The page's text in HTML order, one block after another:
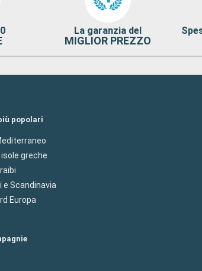
La garanzia del
MIGLIOR PREZZO
popolari
greche
e Scandinavia
Europa